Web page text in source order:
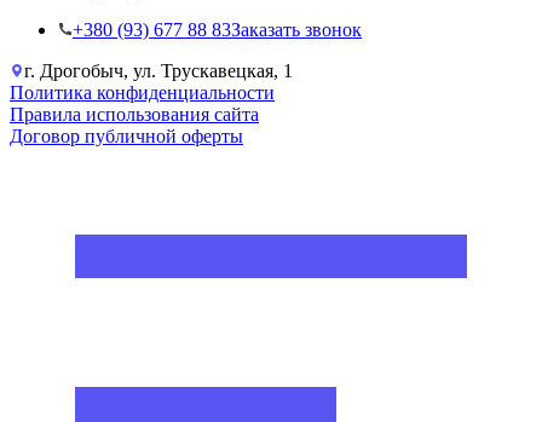
+38‎0 (93) 677 88 83Заказать звонок
г. Дрогобыч, ул. Трускавецкая, 1
Политика конфиденциальности
Правила использования сайта
Договор публичной оферты